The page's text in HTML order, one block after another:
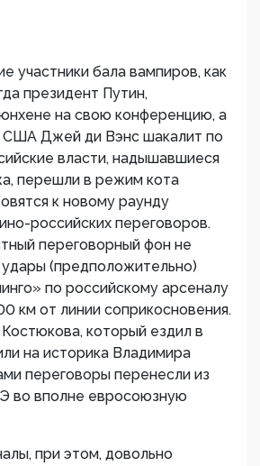
участники бала вампиров, как
президент Путин,
на свою конференцию, а
США Джей ди Вэнс шакалит по
власти, надышавшиеся
перешли в режим кота
к новому раунду
российских переговоров.
переговорный фон не
(предположительно)
по российскому арсеналу
км от линии соприкосновения.
который ездил в
на историка Владимира
переговоры перенесли из
во вполне евросоюзную
при этом, довольно